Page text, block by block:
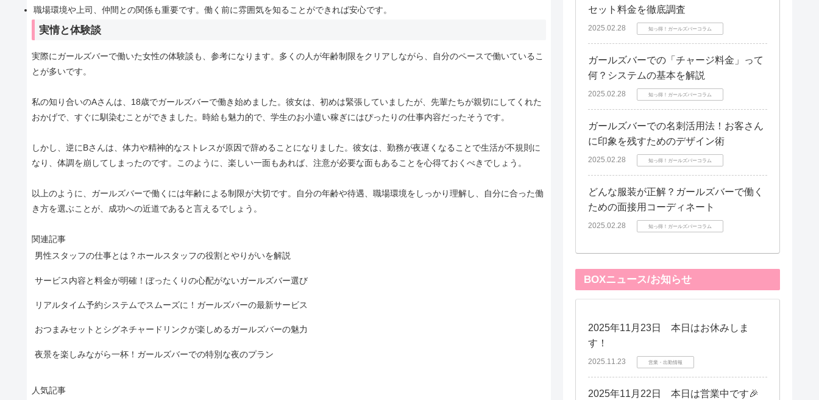
職場環境や上司、仲間との関係も重要です。働く前に雰囲気を知ることができれば安心です。
実情と体験談
実際にガールズバーで働いた女性の体験談も、参考になります。多くの人が年齢制限をクリアしながら、自分のペースで働いているこ
とが多いです。
私の知り合いのAさんは、18歳でガールズバーで働き始めました。彼女は、初めは緊張していましたが、先輩たちが親切にしてくれた
おかげで、すぐに馴染むことができました。時給も魅力的で、学生のお小遣い稼ぎにはぴったりの仕事内容だったそうです。
しかし、逆にBさんは、体力や精神的なストレスが原因で辞めることになりました。彼女は、勤務が夜遅くなることで生活が不規則に
なり、体調を崩してしまったのです。このように、楽しい一面もあれば、注意が必要な面もあることを心得ておくべきでしょう。
以上のように、ガールズバーで働くには年齢による制限が大切です。自分の年齢や待遇、職場環境をしっかり理解し、自分に合った働
き方を選ぶことが、成功への近道であると言えるでしょう。
関連記事
男性スタッフの仕事とは？ホールスタッフの役割とやりがいを解説
サービス内容と料金が明確！ぼったくりの心配がないガールズバー選び
リアルタイム予約システムでスムーズに！ガールズバーの最新サービス
おつまみセットとシグネチャードリンクが楽しめるガールズバーの魅力
夜景を楽しみながら一杯！ガールズバーでの特別な夜のプラン
人気記事
セット料金を徹底調査
2025.02.28 知っ得！ガールズバーコラム
ガールズバーでの「チャージ料金」って
何？システムの基本を解説
2025.02.28 知っ得！ガールズバーコラム
ガールズバーでの名刺活用法！お客さん
に印象を残すためのデザイン術
2025.02.28 知っ得！ガールズバーコラム
どんな服装が正解？ガールズバーで働く
ための面接用コーディネート
2025.02.28 知っ得！ガールズバーコラム
BOXニュース/お知らせ
2025年11月23日 本日はお休みしま
す！
2025.11.23 営業・出勤情報
2025年11月22日 本日は営業中です🎉